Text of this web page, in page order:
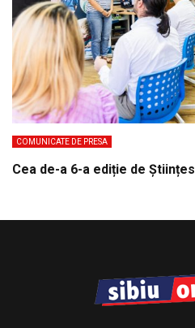
COMUNICATE DE PRESA
Cea de-a 6-a ediție de